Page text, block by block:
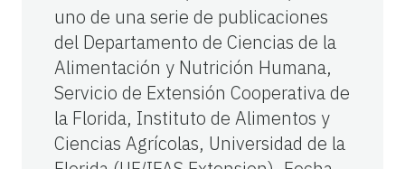
uno de una serie de publicaciones
del Departamento de Ciencias de la
Alimentación y Nutrición Humana,
Servicio de Extensión Cooperativa de
la Florida, Instituto de Alimentos y
Ciencias Agrícolas, Universidad de la